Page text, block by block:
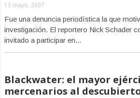
15 mayo, 2007
Fue una denuncia periodística la que
investigación. El reportero Nick Schader
invitado a participar en...
Blackwater: el mayor
mercenarios al